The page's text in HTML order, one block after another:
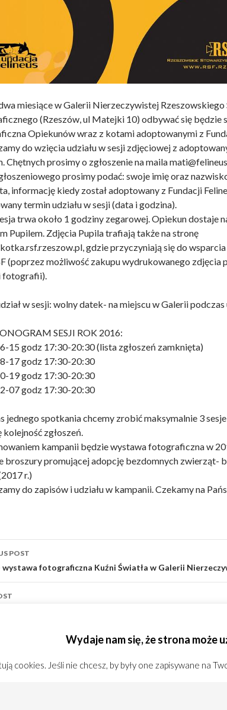
miesiące w Galerii Nierzeczywistej
(Rzeszów, ul Matejki 10) odbywać się będzie
Opiekunów wraz z kotami adoptowanymi z
do wzięcia udziału w sesji zdjęciowej z
Chętnych prosimy o zgłoszenie na maila
prosimy podać: swoje imię oraz
informację kiedy został adoptowany z Fundacji
termin udziału w sesji (data i godzina).
trwa około 1 godziny zegarowej. Opiekun dostaje
Pupilem. Zdjęcia Pupila trafiają także na stronę
gdzie przyczyniają się do wsparcia
(poprzez możliwość zakupu wydrukowanego zdjęcia
fotografii).
w sesji: wolny datek- na miejscu w Galerii
SESJI ROK 2016:
15 godz 17:30-20:30 (lista zgłoszeń zamknięta)
17 godz 17:30-20:30
19 godz 17:30-20:30
07 godz 17:30-20:30
jednego spotkania chcemy zrobić maksymalnie 3
kolejność zgłoszeń.
kampanii będzie wystawa fotograficzna w
broszury promującej adopcję bezdomnych zwierząt-
r.)
do zapisów i udziału w kampanii. Czekamy na
POST
wystawa fotograficzna Kuźni Światła w Galerii
Wydaje nam się, że strona może
cookies. Jeśli nie chcesz, by były one zapisywane na